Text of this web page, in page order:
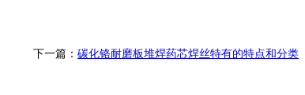
下一篇： 碳化铬耐磨板堆焊药芯焊丝特有的特点和分类